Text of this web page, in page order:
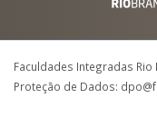
Faculdades Integradas
Proteção de Dados: